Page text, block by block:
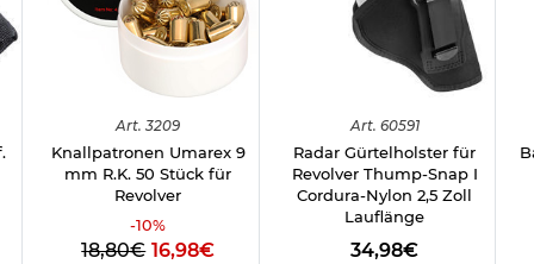
Kaliber: 9 mm R.K.
Munition: Platz- u. Knallpatronen, Reizstoffpatronen im
Kal. 9 mm R.K.
Magazin: Trommel 6 Schuss
Gewicht: 658 g
Länge: 185 mm
Sicherung: Fallsicherung
Abzug: Single/Double Action
Ausführung: Alu chrome
Combat Kunststoff Griffschalen
Marke: Röhm
Art. 3209
Knallpatronen Umarex 9
mm R.K. 50 Stück für
Revolver
-10%
18,80€ 16,98€
Art. 60591
Radar Gürtelholster für
Revolver Thump-Snap I
Cordura-Nylon 2,5 Zoll
Lauflänge
34,98€